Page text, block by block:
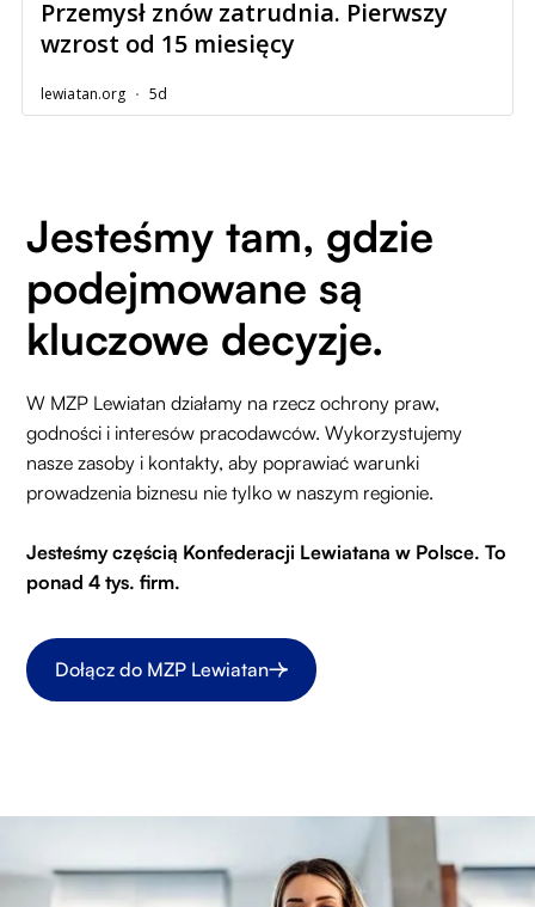
Jesteśmy tam, gdzie
podejmowane są
kluczowe decyzje.
W MZP Lewiatan działamy na rzecz ochrony praw,
godności i interesów pracodawców. Wykorzystujemy
nasze zasoby i kontakty, aby poprawiać warunki
prowadzenia biznesu nie tylko w naszym regionie.
Jesteśmy częścią Konfederacji Lewiatana w Polsce. To
ponad 4 tys. firm.
Dołącz do MZP Lewiatan